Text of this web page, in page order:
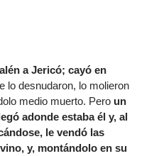
a Jericó; cayó en
lo desnudaron, lo molieron
medio muerto. Pero un
adonde estaba él y, al
le vendó las
y, montándolo en su